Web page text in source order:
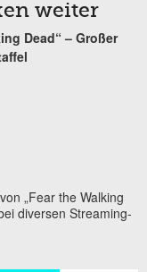
weiter
Dead“ – Großer
„Fear the Walking
diversen Streaming-